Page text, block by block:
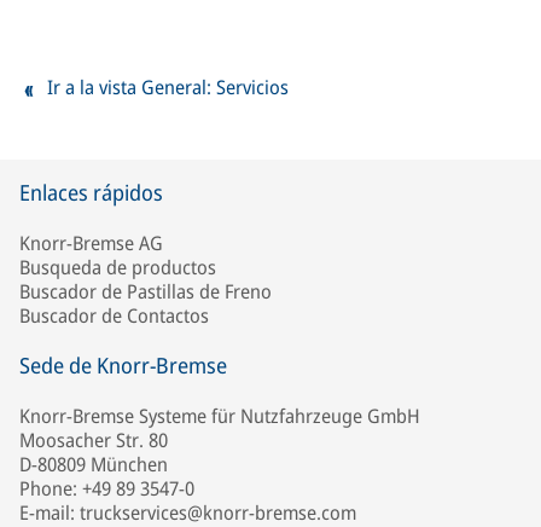
Ir a la vista General: Servicios
Enlaces rápidos
Knorr-Bremse AG
Busqueda de productos
Buscador de Pastillas de Freno
Buscador de Contactos
Sede de Knorr-Bremse
Knorr-Bremse Systeme für Nutzfahrzeuge GmbH
Moosacher Str. 80
D-80809 München
Phone: +49 89 3547-0
E-mail: truckservices@knorr-bremse.com